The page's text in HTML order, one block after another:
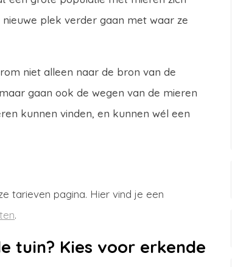
plek verder gaan met waar ze
niet alleen naar de bron van de
gaan ook de wegen van de mieren
kunnen vinden, en kunnen wél een
tarieven pagina. Hier vind je een
.
tuin? Kies voor erkende